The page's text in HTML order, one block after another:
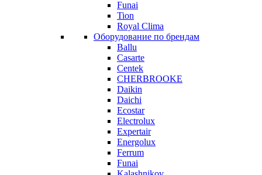
Funai
Tion
Royal Clima
Оборудование по брендам
Ballu
Casarte
Centek
CHERBROOKE
Daikin
Daichi
Ecostar
Electrolux
Expertair
Energolux
Ferrum
Funai